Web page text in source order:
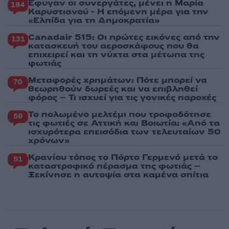
184 Έφυγαν οι συνεργάτες, μένει η Μαρία
Καρυστιανού - Η επόμενη μέρα για την
«Ελπίδα για τη Δημοκρατία»
131 Canadair 515: Οι πρώτες εικόνες από την
κατασκευή του αεροσκάφους που θα
επιχειρεί και τη νύχτα στα μέτωπα της
φωτιάς
70 Μεταφορές χρημάτων: Πότε μπορεί να
θεωρηθούν δωρεές και να επιβληθεί
φόρος – Τι ισχυεί για τις γονικές παροχές
59 Το πολωμένο μελτέμι που τροφοδότησε
τις φωτιές σε Αττική και Βοιωτία: «Από τα
ισχυρότερα επεισόδια των τελευταίων 50
χρόνων»
51 Κρανίου τόπος το Πόρτο Γερμενό μετά το
καταστροφικό πέρασμα της φωτιάς –
Ξεκίνησε η αυτοψία στα καμένα σπίτια